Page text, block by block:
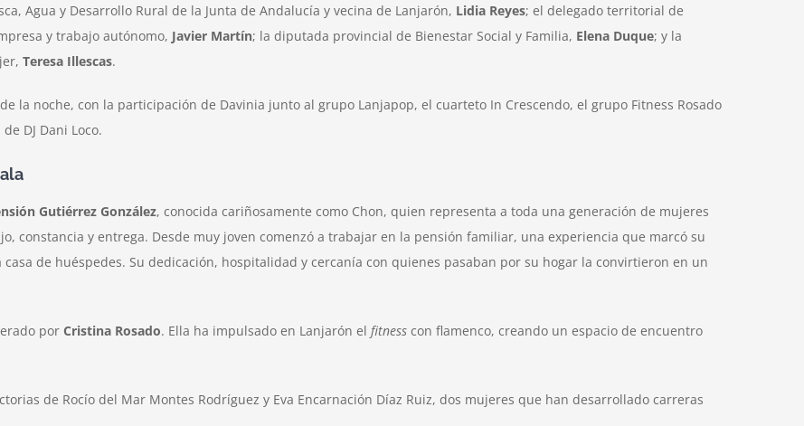
Agua y Desarrollo Rural de la Junta de Andalucía y vecina de Lanjarón, Lidia Reyes; el delegado territorial de
y trabajo autónomo, Javier Martín; la diputada provincial de Bienestar Social y Familia, Elena Duque; y la
Teresa Illescas.
la noche, con la participación de Davinia junto al grupo Lanjapop, el cuarteto In Crescendo, el grupo Fitness Rosado
DJ Dani Loco.
Gutiérrez González, conocida cariñosamente como Chon, quien representa a toda una generación de mujeres
constancia y entrega. Desde muy joven comenzó a trabajar en la pensión familiar, una experiencia que marcó su
de huéspedes. Su dedicación, hospitalidad y cercanía con quienes pasaban por su hogar la convirtieron en un
por Cristina Rosado. Ella ha impulsado en Lanjarón el fitness con flamenco, creando un espacio de encuentro
de Rocío del Mar Montes Rodríguez y Eva Encarnación Díaz Ruiz, dos mujeres que han desarrollado carreras